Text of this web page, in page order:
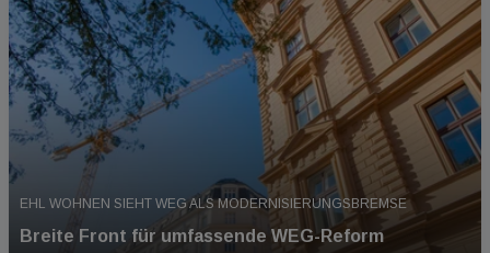
EHL WOHNEN SIEHT WEG ALS MODERNISIERUNGSBREMSE
Breite Front für umfassende WEG-Reform